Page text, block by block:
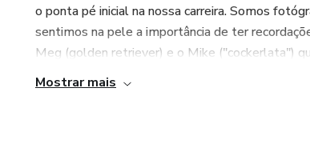
o ponta pé inicial na nossa carreira. Somos
sentimos na pele a importância de ter
Meg (golden retriever) e o Mike ("cockerlata")
Mostrar mais